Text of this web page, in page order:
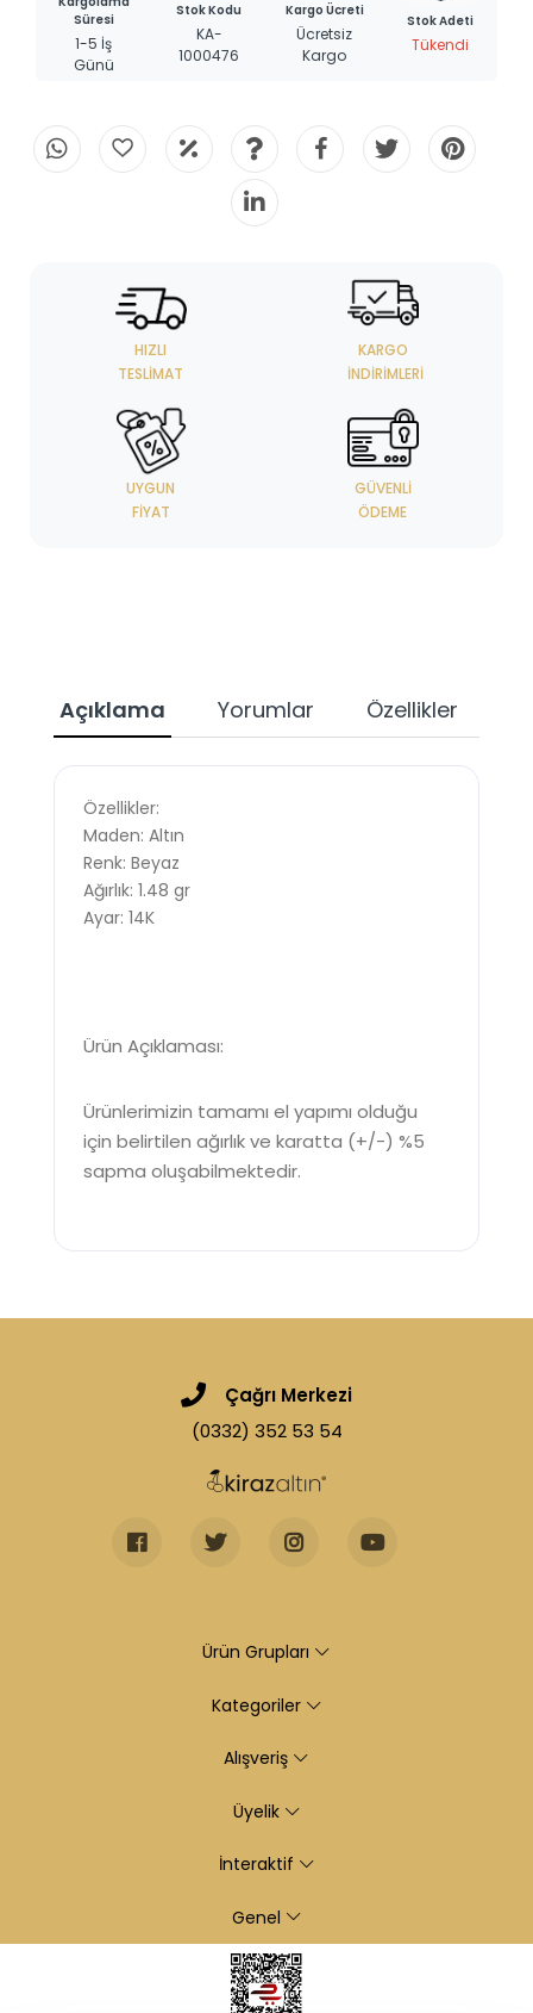
Süresi
1-5 İş
Günü
Stok Kodu
KA-
1000476
Kargo Ücreti
Ücretsiz
Kargo
Stok Adeti
Tükendi
HIZLI
TESLIMAT
KARGO
İNDIRIMLERI
UYGUN
FIYAT
GÜVENLI
ÖDEME
Açıklama Yorumlar Özellikler
Özellikler:
Maden: Altın
Renk: Beyaz
Ağırlık: 1.48 gr
Ayar: 14K
Ürün Açıklaması:
Ürünlerimizin tamamı el yapımı olduğu
için belirtilen ağırlık ve karatta (+/-) %5
sapma oluşabilmektedir.
Çağrı Merkezi
(0332) 352 53 54
Ürün Grupları
Kategoriler
Alışveriş
Üyelik
İnteraktif
Genel